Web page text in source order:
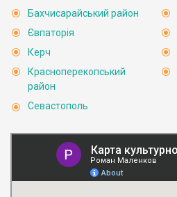
Бахчисарайський район
Євпаторія
Керч
Красноперекопський
район
Севастополь